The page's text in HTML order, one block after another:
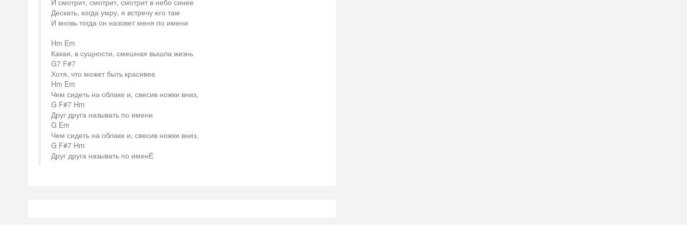
И смотрит, смотрит, смотрит в небо синее
Дескать, когда умру, я встречу его там
И вновь тогда он назовет меня по имени
Hm Em
Какая, в сущности, смешная вышла жизнь
G7 F#7
Хотя, что может быть красивее
Hm Em
Чем сидеть на облаке и, свесив ножки вниз,
G F#7 Hm
Друг друга называть по имени
G Em
Чем сидеть на облаке и, свесив ножки вниз,
G F#7 Hm
Друг друга называть по именЁ